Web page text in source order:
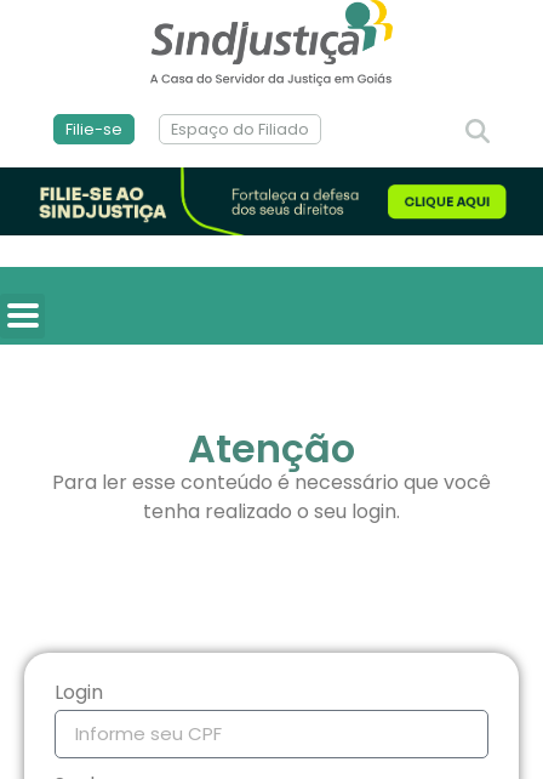
Filie-se Espaço do Filiado
Atenção
Para ler esse conteúdo é necessário que você
tenha realizado o seu login.
Login